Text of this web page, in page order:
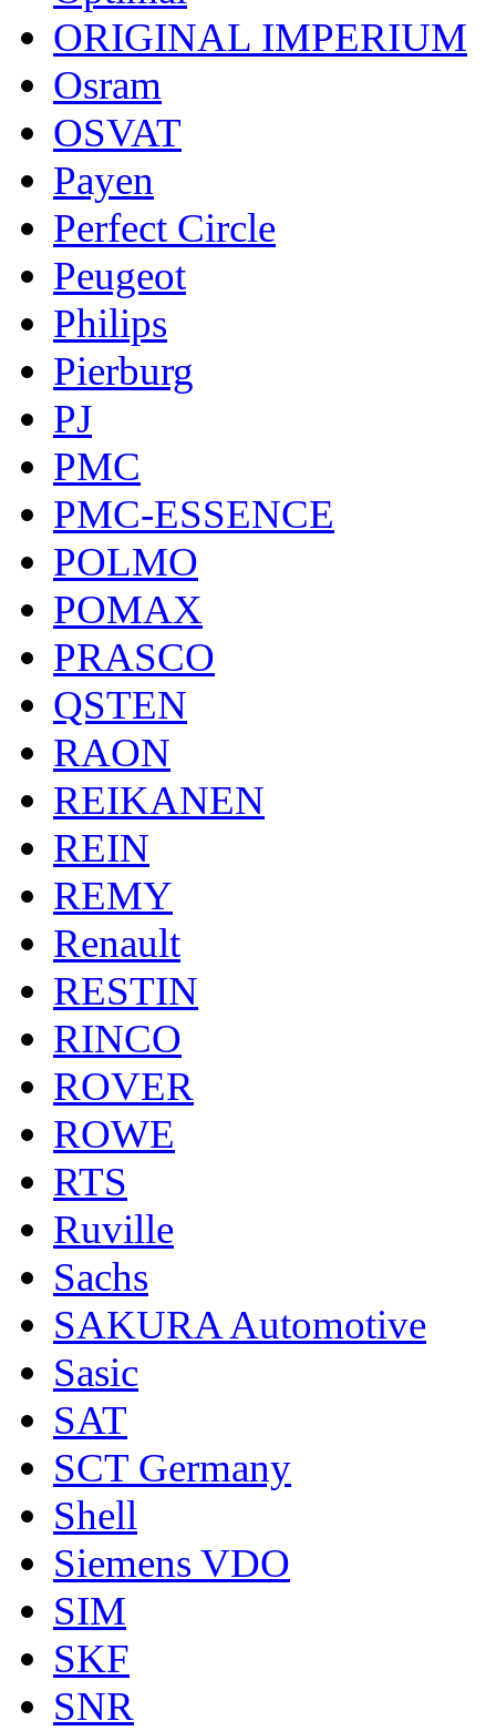
ORIGINAL IMPERIUM
Osram
OSVAT
Payen
Perfect Circle
Peugeot
Philips
Pierburg
PJ
PMC
PMC-ESSENCE
POLMO
POMAX
PRASCO
QSTEN
RAON
REIKANEN
REIN
REMY
Renault
RESTIN
RINCO
ROVER
ROWE
RTS
Ruville
Sachs
SAKURA Automotive
Sasic
SAT
SCT Germany
Shell
Siemens VDO
SIM
SKF
SNR